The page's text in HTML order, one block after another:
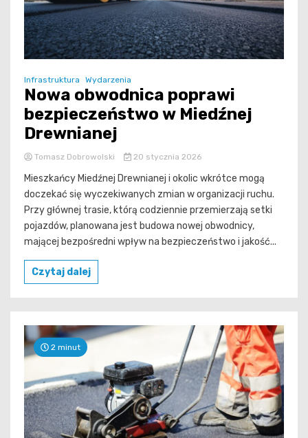
Infrastruktura Wydarzenia
Nowa obwodnica poprawi
bezpieczeństwo w Miedźnej
Drewnianej
Tomasz Dobrowolski 20 stycznia 2026
Mieszkańcy Miedźnej Drewnianej i okolic wkrótce mogą
doczekać się wyczekiwanych zmian w organizacji ruchu.
Przy głównej trasie, którą codziennie przemierzają setki
pojazdów, planowana jest budowa nowej obwodnicy,
mającej bezpośredni wpływ na bezpieczeństwo i jakość...
Czytaj dalej
2 minut